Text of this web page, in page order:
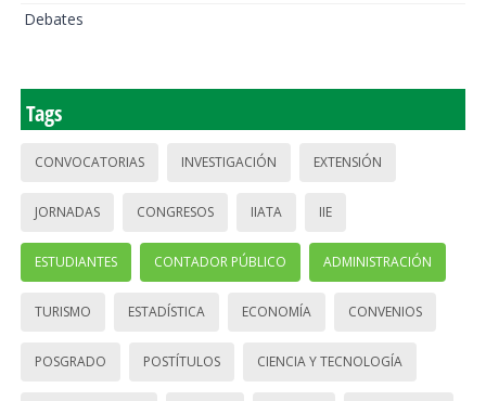
Debates
Tags
CONVOCATORIAS INVESTIGACIÓN EXTENSIÓN
JORNADAS CONGRESOS IIATA IIE
ESTUDIANTES CONTADOR PÚBLICO ADMINISTRACIÓN
TURISMO ESTADÍSTICA ECONOMÍA CONVENIOS
POSGRADO POSTÍTULOS CIENCIA Y TECNOLOGÍA